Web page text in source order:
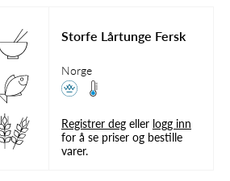
Storfe Lårtunge Fersk
Norge
Registrer deg eller logg inn
for å se priser og bestille
varer.